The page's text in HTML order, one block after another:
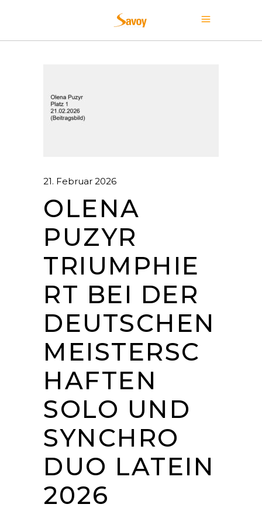
21. Februar 2026
OLENA
PUZYR
TRIUMPHIE
RT BEI DER
DEUTSCHEN
MEISTERSC
HAFTEN
SOLO UND
SYNCHRO
DUO LATEIN
2026